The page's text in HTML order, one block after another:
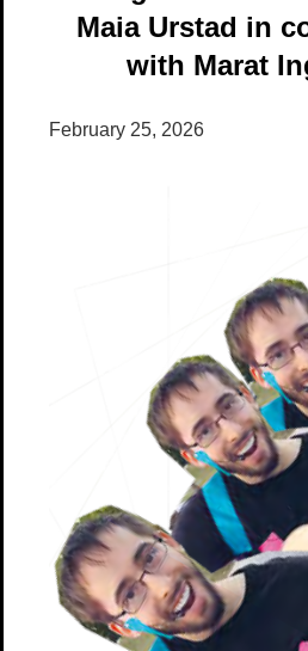
Maia Urstad in
with Marat
February 25, 2026